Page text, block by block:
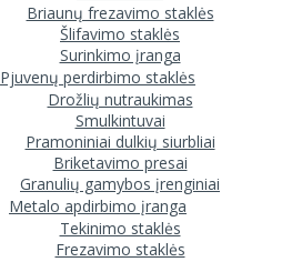
Briaunų frezavimo staklės
Šlifavimo staklės
Surinkimo įranga
Pjuvenų perdirbimo staklės
Drožlių nutraukimas
Smulkintuvai
Pramoniniai dulkių siurbliai
Briketavimo presai
Granulių gamybos įrenginiai
Metalo apdirbimo įranga
Tekinimo staklės
Frezavimo staklės